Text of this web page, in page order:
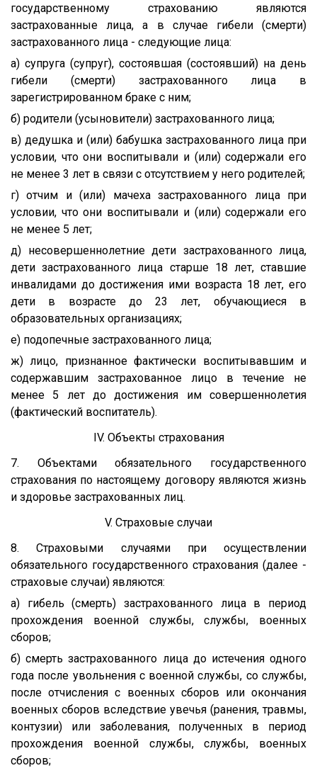
государственному страхованию являются
застрахованные лица, а в случае гибели (смерти)
застрахованного лица - следующие лица:
а) супруга (супруг), состоявшая (состоявший) на день
гибели (смерти) застрахованного лица в
зарегистрированном браке с ним;
б) родители (усыновители) застрахованного лица;
в) дедушка и (или) бабушка застрахованного лица при
условии, что они воспитывали и (или) содержали его
не менее 3 лет в связи с отсутствием у него родителей;
г) отчим и (или) мачеха застрахованного лица при
условии, что они воспитывали и (или) содержали его
не менее 5 лет;
д) несовершеннолетние дети застрахованного лица,
дети застрахованного лица старше 18 лет, ставшие
инвалидами до достижения ими возраста 18 лет, его
дети в возрасте до 23 лет, обучающиеся в
образовательных организациях;
е) подопечные застрахованного лица;
ж) лицо, признанное фактически воспитывавшим и
содержавшим застрахованное лицо в течение не
менее 5 лет до достижения им совершеннолетия
(фактический воспитатель).
IV. Объекты страхования
7. Объектами обязательного государственного
страхования по настоящему договору являются жизнь
и здоровье застрахованных лиц.
V. Страховые случаи
8. Страховыми случаями при осуществлении
обязательного государственного страхования (далее -
страховые случаи) являются:
а) гибель (смерть) застрахованного лица в период
прохождения военной службы, службы, военных
сборов;
б) смерть застрахованного лица до истечения одного
года после увольнения с военной службы, со службы,
после отчисления с военных сборов или окончания
военных сборов вследствие увечья (ранения, травмы,
контузии) или заболевания, полученных в период
прохождения военной службы, службы, военных
сборов;